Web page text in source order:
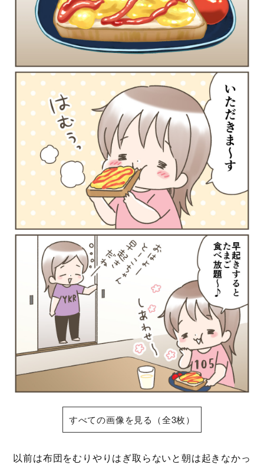
すべての画像を見る（全3枚）
以前は布団をむりやりはぎ取らないと朝は起きなかっ